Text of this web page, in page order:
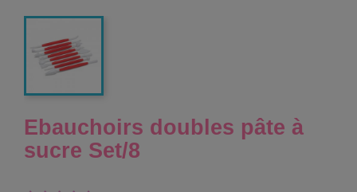
Ebauchoirs doubles pâte à
sucre Set/8